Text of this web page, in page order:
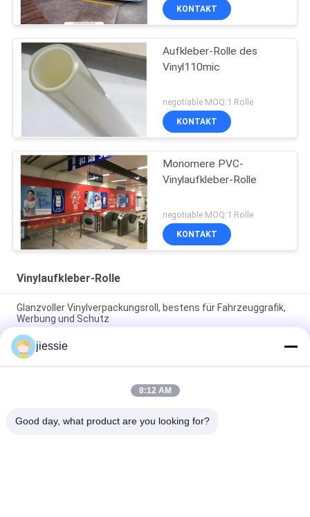
KONTAKT
Aufkleber-Rolle des
Vinyl110mic
negotiable MOQ:1 Rolle
KONTAKT
Monomere PVC-
Vinylaufkleber-Rolle
negotiable MOQ:1 Rolle
KONTAKT
Vinylaufkleber-Rolle
Glanzvoller Vinylverpackungsroll, bestens für Fahrzeuggrafik,
Werbung und Schutz
Breitplatte Rückziehbare Roller Werbung Aluminiumbanner
Stehen Rollen bis Anzeige 85x200cm
Pantone Vinyl Aufkleber Roll Glanz Finish Ideal für Werbung
Promotion Dekoration verwendet langlebige und auffällige
jiessie
8:12 AM
Good day, what product are you looking for?